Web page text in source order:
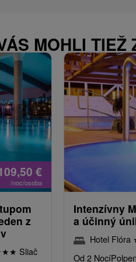
MOHLI TIEŽ
€
/noc/osoba
z
★★ Sliač
Intenzívny
a účinný
Hotel Flóra
Od 2 Nocí